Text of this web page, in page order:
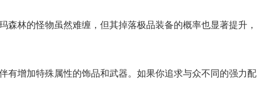
森林的怪物虽然难缠，但其掉落极品装备的概率也显著提升，
有增加特殊属性的饰品和武器。如果你追求与众不同的强力配